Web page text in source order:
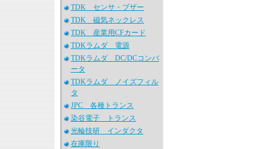
TDK センサ・ブザー
TDK 磁気ネックレス
TDK 産業用CFカード
TDKラムダ 電源
TDKラムダ DC/DCコンバ
ータ
TDKラムダ ノイズフィル
タ
JPC 各種トランス
染谷電子 トランス
光輪技研 インダクタ
在庫限り